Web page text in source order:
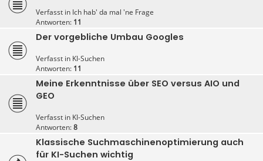
Verfasst in Ich hab' da mal 'ne Frage
Antworten: 11
Der vorgebliche Umbau Googles
Verfasst in KI-Suchen
Antworten: 11
Meine Erkenntnisse über SEO versus AIO und
GEO
Verfasst in KI-Suchen
Antworten:8
Klassische Suchmaschinenoptimierung auch
für KI-Suchen wichtig